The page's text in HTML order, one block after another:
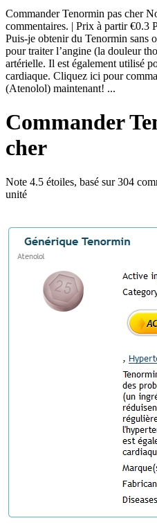
Commander Tenormin pas cher
commentaires. | Prix à partir €0.3
Puis-je obtenir du Tenormin sans
pour traiter l’angine (la douleur
artérielle. Il est également utilisé
cardiaque. Cliquez ici pour
(Atenolol) maintenant! ...
Commander
cher
Note 4.5 étoiles, basé sur304
unité